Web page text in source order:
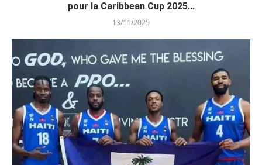
pour la Caribbean Cup 2025...
13/11/2025